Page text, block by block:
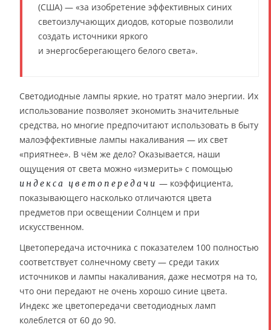
(США) — «за изобретение эффективных синих
светоизлучающих диодов, которые позволили
создать источники яркого
и энергосберегающего белого света».
Светодиодные лампы яркие, но тратят мало энергии. Их
использование позволяет экономить значительные
средства, но многие предпочитают использовать в быту
малоэффективные лампы накаливания — их свет
«приятнее». В чём же дело? Оказывается, наши
ощущения от света можно «измерить» с помощью
индекса цветопередачи — коэффициента,
показывающего насколько отличаются цвета
предметов при освещении Солнцем и при
искусственном.
Цветопередача источника с показателем 100 полностью
соответствует солнечному свету — среди таких
источников и лампы накаливания, даже несмотря на то,
что они передают не очень хорошо синие цвета.
Индекс же цветопередачи светодиодных ламп
колеблется от 60 до 90.